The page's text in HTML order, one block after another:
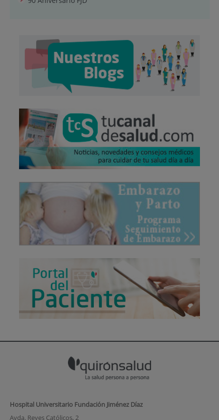
Hospital Universitario Fundación Jiménez Díaz
Avda. Reyes Católicos, 2